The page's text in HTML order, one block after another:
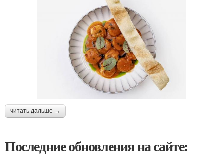
читать дальше →
Последние обновления на сайте: